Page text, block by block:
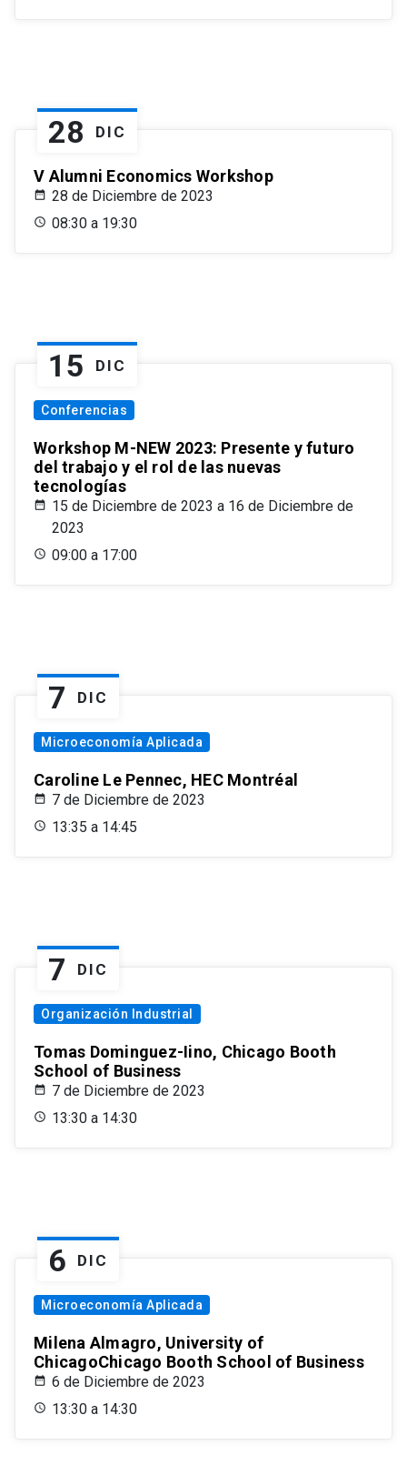
28 DIC
V Alumni Economics Workshop
28 de Diciembre de 2023
08:30 a 19:30
15 DIC
Conferencias
Workshop M-NEW 2023: Presente y futuro
del trabajo y el rol de las nuevas
tecnologías
15 de Diciembre de 2023 a 16 de Diciembre de
2023
09:00 a 17:00
7 DIC
Microeconomía Aplicada
Caroline Le Pennec, HEC Montréal
7 de Diciembre de 2023
13:35 a 14:45
7 DIC
Organización Industrial
Tomas Dominguez-Iino, Chicago Booth
School of Business
7 de Diciembre de 2023
13:30 a 14:30
6 DIC
Microeconomía Aplicada
Milena Almagro, University of
ChicagoChicago Booth School of Business
6 de Diciembre de 2023
13:30 a 14:30